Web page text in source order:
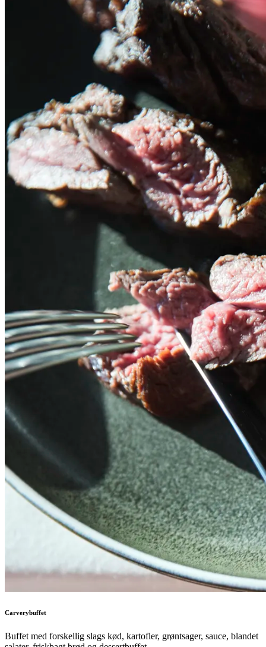
Carverybuffet
Buffet med forskellig slags kød, kartofler, grøntsager, sauce, blandet